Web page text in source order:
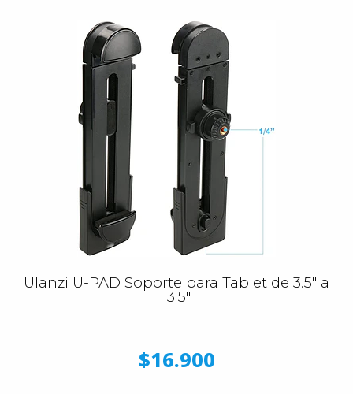
Ulanzi U-PAD Soporte para Tablet de 3.5" a
13.5"
$16.900